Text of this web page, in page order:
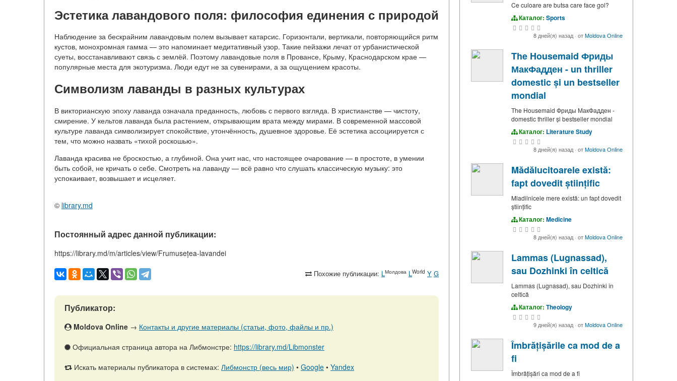
Эстетика лавандового поля: философия единения с природой
Наблюдение за бескрайним лавандовым полем вызывает катарсис. Горизонтали, вертикали, повторяющийся ритм
кустов, монохромная гамма — это напоминает медитативный узор. Такие пейзажи лечат от урбанистической
суеты, восстанавливают связь с землёй. Поэтому лавандовые поля в Провансе, Крыму, Краснодарском крае —
популярные места для экотуризма. Люди едут не за сувенирами, а за ощущением красоты.
Символизм лаванды в разных культурах
В викторианскую эпоху лаванда означала преданность, любовь с первого взгляда. В христианстве — чистоту,
смирение. У кельтов лаванда была растением, открывающим врата между мирами. В современной массовой
культуре лаванда символизирует спокойствие, утончённость, душевное здоровье. Её эстетика ассоциируется с
тем, что можно назвать «тихой роскошью».
Лаванда красива не броскостью, а глубиной. Она учит нас, что настоящее очарование — в простоте, в умении
быть собой, не кричать о себе. Смотреть на лаванду — всё равно что слушать классическую музыку: это
успокаивает, возвышает и исцеляет.
© library.md
Постоянный адрес данной публикации:
https://library.md/m/articles/view/Frumusețea-lavandei
Похожие публикации: LМолдова LWorld Y G
Публикатор:
Moldova Online → Контакты и другие материалы (статьи, фото, файлы и пр.)
Официальная страница автора на Либмонстре: https://library.md/Libmonster
Искать материалы публикатора в системах: Либмонстр (весь мир) • Google • Yandex
Ce culoare are butsa care face gol?
Каталог: Sports
8 дней(я) назад· отMoldova Online
The Housemaid Фриды
МакФадден - un thriller
domestic și un bestseller
mondial
The Housemaid Фриды МакФадден -
domestic thriller și bestseller mondial
Каталог: Literature Study
8 дней(я) назад· отMoldova Online
Mădălucitoarele există:
fapt dovedit științific
Mladilnicele mere există: un fapt dovedit
științific
Каталог: Medicine
8 дней(я) назад· отMoldova Online
Lammas (Lugnassad),
sau Dozhinki în celtică
Lammas (Lugnasad), sau Dozhinki în
celtică
Каталог: Theology
9 дней(я) назад· отMoldova Online
Îmbrățișările ca mod de a
fi
Îmbrățișări ca mod de a fi